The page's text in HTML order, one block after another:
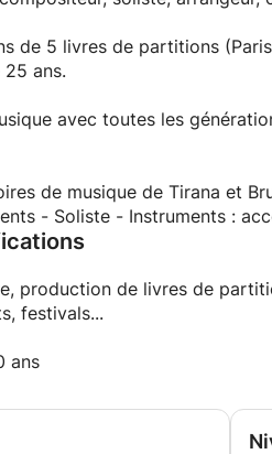
de 5 livres de partitions
ans.
avec toutes les
de musique de Tirana et
composition - arrangements -
production de livres de
festivals...
ans